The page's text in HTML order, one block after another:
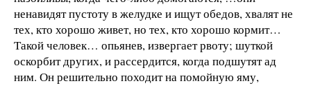
ненавидят пустоту в желудке и ищут обедов, хвалят не
тех, кто хорошо живет, но тех, кто хорошо кормит…
Такой человек… опьянев, извергает рвоту; шуткой
оскорбит других, и рассердится, когда подшутят ад
ним. Он решительно походит на помойную яму,